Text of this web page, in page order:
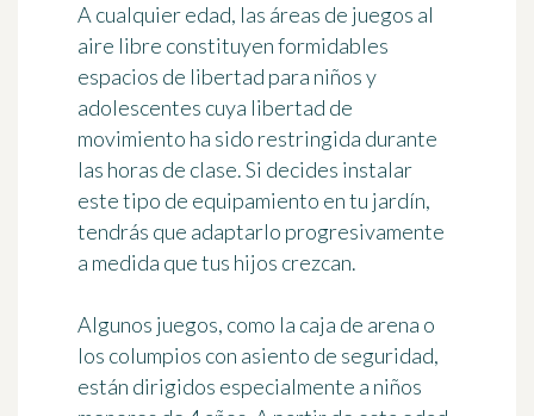
A cualquier edad, las áreas de juegos al
aire libre constituyenformidables
espacios de libertad para niños y
adolescentes cuya libertad de
movimiento ha sido restringida durante
las horas de clase. Si decides instalar
este tipo de equipamiento en tu jardín,
tendrás que adaptarlo progresivamente
a medida que tus hijos crezcan.
Algunos juegos, como la caja de arena o
los columpios con asiento de seguridad,
están dirigidos especialmente a niños